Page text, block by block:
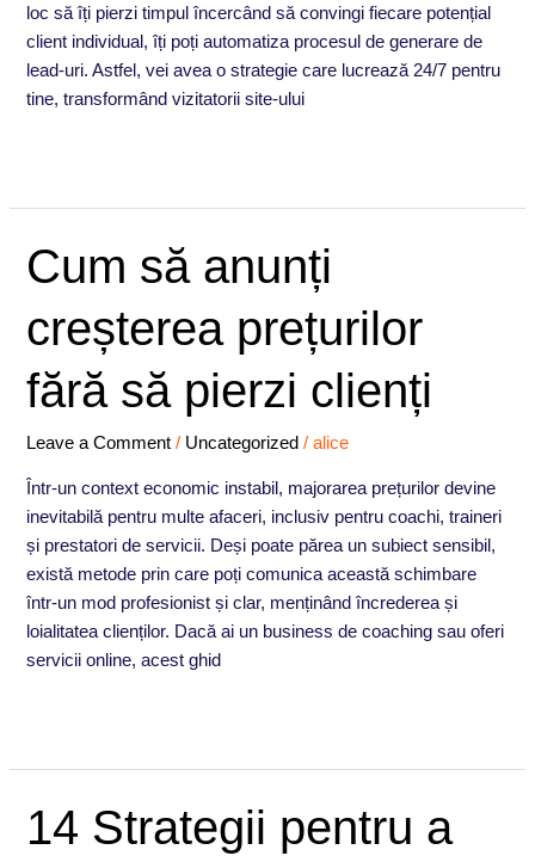
loc să îți pierzi timpul încercând să convingi fiecare potențial
client individual, îți poți automatiza procesul de generare de
lead-uri. Astfel, vei avea o strategie care lucrează 24/7 pentru
tine, transformând vizitatorii site-ului
Cum să anunți
creșterea prețurilor
fără să pierzi clienți
Leave a Comment / Uncategorized /alice
Într-un context economic instabil, majorarea prețurilor devine
inevitabilă pentru multe afaceri, inclusiv pentru coachi, traineri
și prestatori de servicii. Deși poate părea un subiect sensibil,
există metode prin care poți comunica această schimbare
într-un mod profesionist și clar, menținând încrederea și
loialitatea clienților. Dacă ai un business de coaching sau oferi
servicii online, acest ghid
Cum
să
creșterea
fără
pierzi
clienți
14 Strategii pentru a
14
Strategii